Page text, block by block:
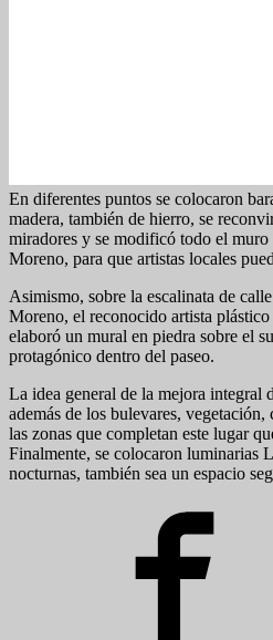
En diferentes puntos se colocaron
madera, también de hierro, se
miradores y se modificó todo el
Moreno, para que artistas locales
Asimismo, sobre la escalinata de
Moreno, el reconocido artista
elaboró un mural en piedra sobre el
protagónico dentro del paseo.
La idea general de la mejora integral
además de los bulevares,
las zonas que completan este lugar
Finalmente, se colocaron luminarias
nocturnas, también sea un espacio